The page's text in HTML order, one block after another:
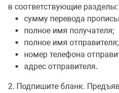
в соответствующие разделы:
сумму перевода
полное имя получателя;
полное имя отправителя;
номер телефона
адрес отправителя.
2. Подпишите бланк.